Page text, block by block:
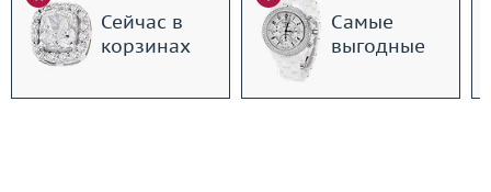
Сейчас в
корзинах
Самые
выгодные